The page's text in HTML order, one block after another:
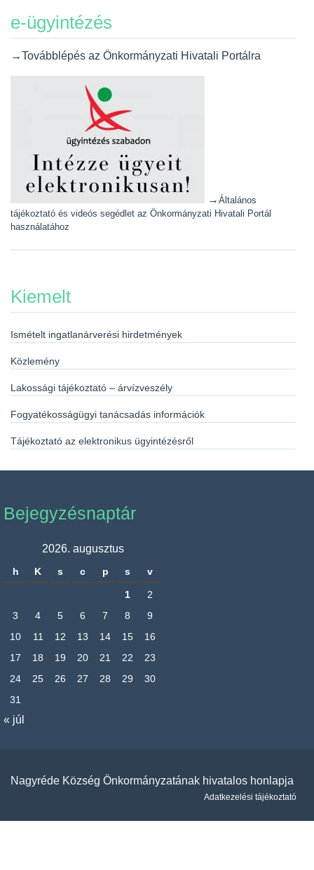
e-ügyintézés
→Továbblépés az Önkormányzati Hivatali Portálra
→ Általános
tájékoztató és videós segédlet az Önkormányzati Hivatali Portál
használatához
Kiemelt
Ismételt ingatlanárverési hirdetmények
Közlemény
Lakossági tájékoztató – árvízveszély
Fogyatékosságügyi tanácsadás információk
Tájékoztató az elektronikus ügyintézésről
Bejegyzésnaptár
2026. augusztus
h K s c p s v
1
2
3
4 5 6 7 8
9
10
11 12 13 14 15
16
17
18 19 20 21 22
23
24
25 26 27 28 29
30
31
« júl
Nagyréde Község Önkormányzatának hivatalos honlapja
Adatkezelési tájékoztató